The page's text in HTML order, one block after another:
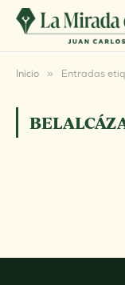
Inicio » Entradas